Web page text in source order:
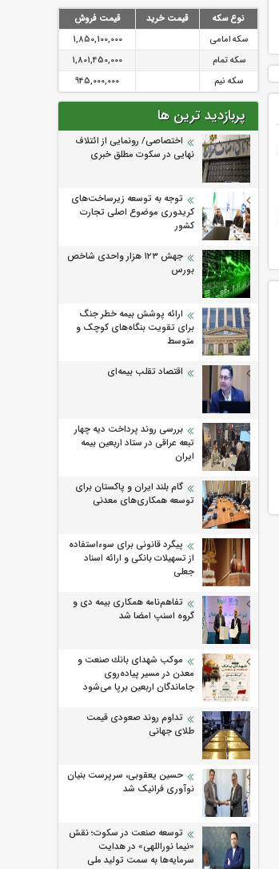
نوع سکه قیمت خرید
قیمت فروش
سکه امامی
1,850,100,000
سکه تمام
1,801,450,000
سکه نیم
945,000,000
پربازدید ترین ها
اختصاصی/ رونمایی از ائتلاف‌
نهایی در سکوت مطلق خبری
توجه به توسعه زیرساخت‌های
کریدوری موضوع اصلی تجارت
کشور
جهش ۱۲۳ هزار واحدی شاخص
بورس
ارائه پوشش بیمه خطر جنگ
برای تقویت بنگاه‌های کوچک و
متوسط
اقتصاد تقلب بیمه‌ای
بررسی روند پرداخت دیه چهار
تبعه عراقی در ستاد اربعین بیمه
ایران
گام بلند ایران و پاکستان برای
توسعه همکاری‌های معدنی
پیگرد قانونی برای سوءاستفاده
از تسهیلات بانکی و ارائه اسناد
جعلی
تفاهم‌نامه همکاری بیمه دی و
گروه اسنپ امضا شد
موكب شهدای بانك صنعت و
معدن در مسیر پیاده‌روی
جاماندگان اربعین برپا می‌شود
تداوم روند صعودی قیمت
طلای جهانی
حسین یعقوبی، سرپرست بنیان
نوآوری فرانیک شد
توسعه صنعت در سکوت؛ نقش
«نیما نوراللهی» در هدایت
سرمایه‌ها به سمت تولید ملی